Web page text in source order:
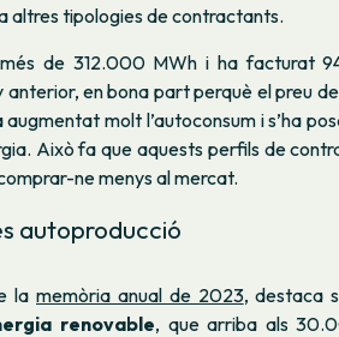
altres tipologies de contractants.
de 312.000 MWh i ha facturat
en bona part perquè el preu
molt l’autoconsum i s’ha
Això fa que aquests perfils de
ne menys al mercat.
autoproducció
la memòria anual de 2023, destaca
renovable, que arriba als